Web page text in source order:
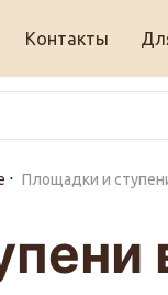
Контакты
Площадки и